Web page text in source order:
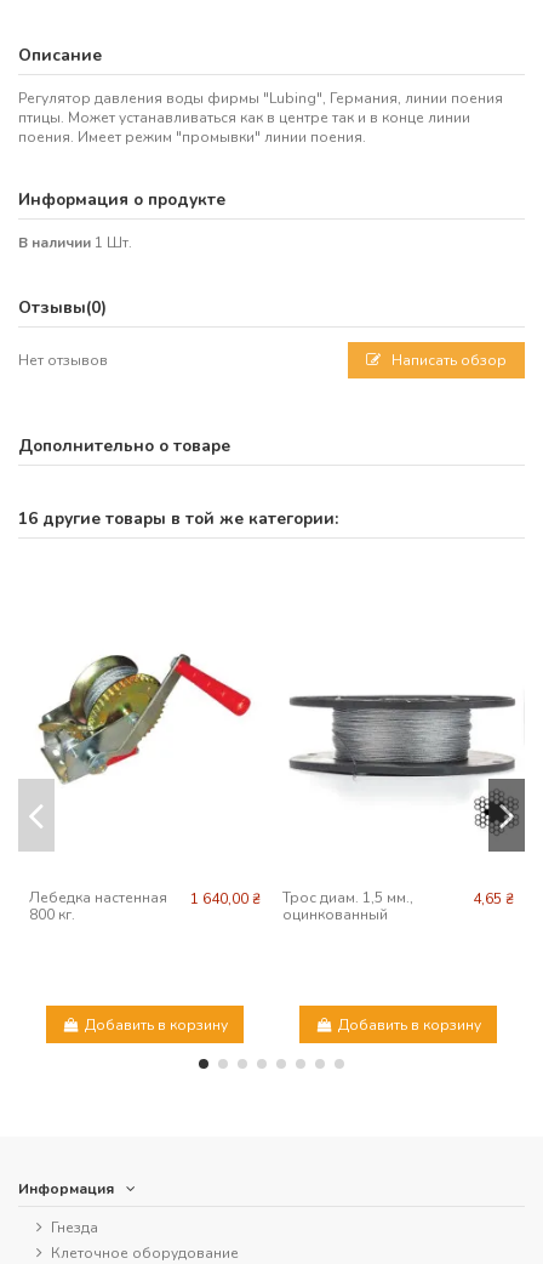
Описание
Регулятор давления воды фирмы "Lubing", Германия, линии поения
птицы. Может устанавливаться как в центре так и в конце линии
поения. Имеет режим "промывки" линии поения.
Информация о продукте
В наличии 1 Шт.
Отзывы(0)
Нет отзывов Написать обзор
Дополнительно о товаре
16 другие товары в той же категории:
Лебедка настенная
800 кг.
1 640,00 ₴
Добавить в корзину
Трос диам. 1,5 мм.,
оцинкованный
4,65 ₴
Добавить в корзину
Информация
Гнезда
Клеточное оборудование